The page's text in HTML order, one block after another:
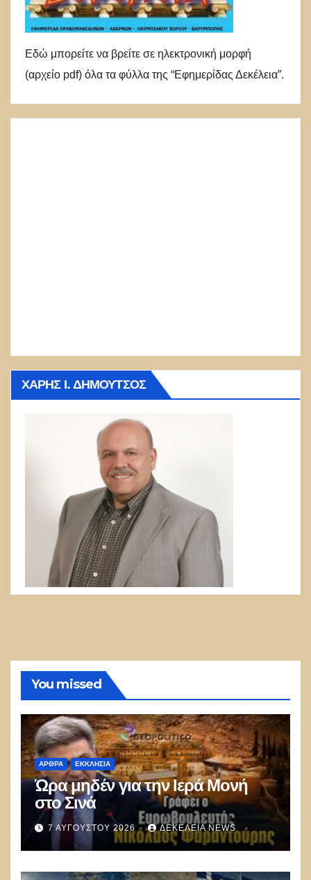
Εδώ μπορείτε να βρείτε σε ηλεκτρονική μορφή
(αρχείο pdf) όλα τα φύλλα της “Εφημερίδας Δεκέλεια”.
ΧΆΡΗΣ Ι. ΔΗΜΟΎΤΣΟΣ
You missed
ΑΡΘΡΑ ΕΚΚΛΗΣΊΑ
Ώρα μηδέν για την Ιερά Μονή
στο Σινά
7 ΑΥΓΟΎΣΤΟΥ 2026 ΔΕΚΈΛΕΙΑ NEWS